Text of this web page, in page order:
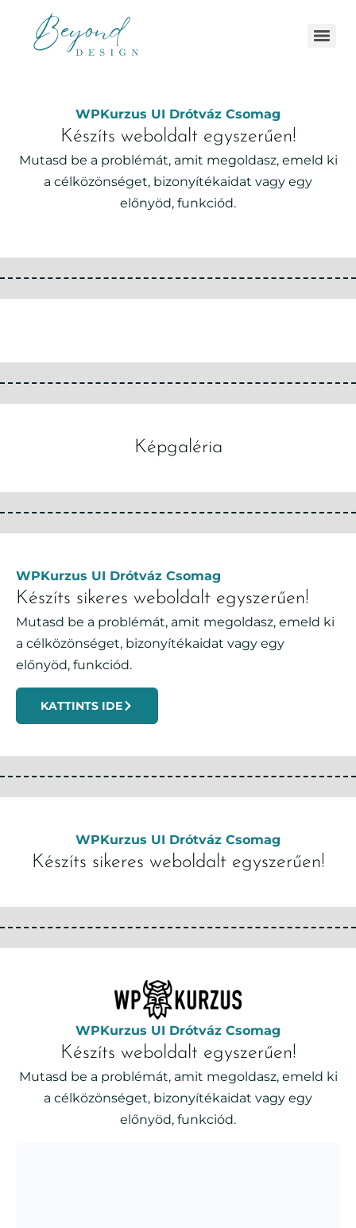
WPKurzus UI Drótváz Csomag
Készíts weboldalt egyszerűen!
Mutasd be a problémát, amit megoldasz, emeld ki
a célközönséget, bizonyítékaidat vagy egy
előnyöd, funkciód.
Képgaléria
WPKurzus UI Drótváz Csomag
Készíts sikeres weboldalt egyszerűen!
Mutasd be a problémát, amit megoldasz, emeld ki
a célközönséget, bizonyítékaidat vagy egy
előnyöd, funkciód.
KATTINTS IDE
WPKurzus UI Drótváz Csomag
Készíts sikeres weboldalt egyszerűen!
WPKurzus UI Drótváz Csomag
Készíts weboldalt egyszerűen!
Mutasd be a problémát, amit megoldasz, emeld ki
a célközönséget, bizonyítékaidat vagy egy
előnyöd, funkciód.